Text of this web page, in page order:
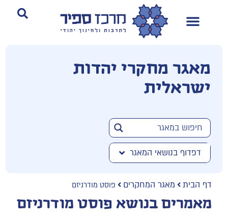
מאגר מחקרי יהדות
ישראלית
דפדוף בנושאי המאגר
דף הבית מאגר המחקרים פוסט מודרניזם
מאמרים בנושא פוסט מודרניזם